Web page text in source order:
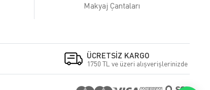
Makyaj Çantaları
ÜCRETSİZ KARGO
1750 TL ve üzeri alışverişlerinizde